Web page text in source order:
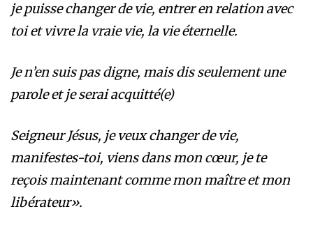
je puisse changer de vie, entrer en relation avec
toi et vivre la vraie vie, la vie éternelle.
Je n’en suis pas digne, mais dis seulement une
parole et je serai acquitté(e)
Seigneur Jésus, je veux changer de vie,
manifestes-toi, viens dans mon cœur, je te
reçois maintenant comme mon maître et mon
libérateur».